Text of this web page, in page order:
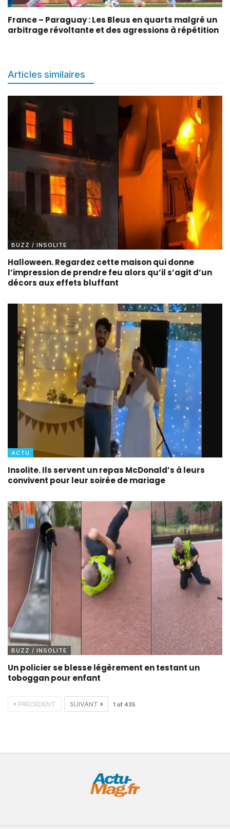
France – Paraguay : Les Bleus en quarts malgré un
arbitrage révoltante et des agressions à répétition
Articles similaires
BUZZ / INSOLITE
Halloween. Regardez cette maison qui donne
l’impression de prendre feu alors qu’il s’agit d’un
décors aux effets bluffant
ACTU
Insolite. Ils servent un repas McDonald’s à leurs
convivent pour leur soirée de mariage
BUZZ / INSOLITE
Un policier se blesse légèrement en testant un
toboggan pour enfant
PRÉCÉDENT SUIVANT 1 of 435